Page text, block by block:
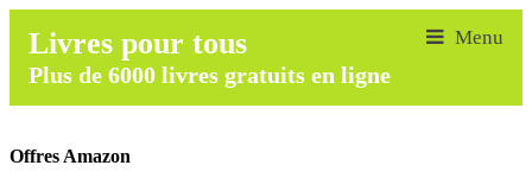
Livres pour tous
Plus de 6000 livres gratuits en ligne
Offres Amazon